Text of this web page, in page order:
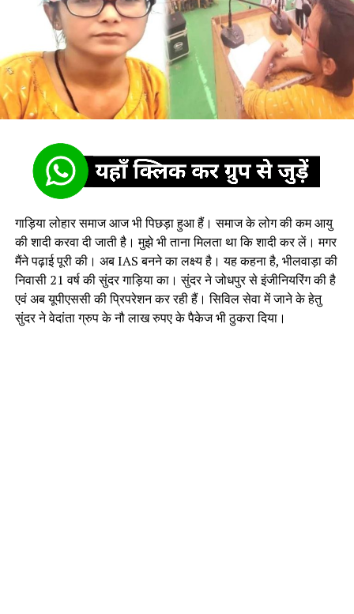
गाड़िया लोहार समाज आज भी पिछड़ा हुआ हैं। समाज के लोग की कम आयु
की शादी करवा दी जाती है। मुझे भी ताना मिलता था कि शादी कर लें। मगर
मैंने पढ़ाई पूरी की। अब IAS बनने का लक्ष्य है। यह कहना है, भीलवाड़ा की
निवासी 21 वर्ष की सुंदर गाड़िया का। सुंदर ने जोधपुर से इंजीनियरिंग की है
एवं अब यूपीएससी की प्रिपरेशन कर रही हैं। सिविल सेवा में जाने के हेतु
सुंदर ने वेदांता ग्रुप के नौ लाख रुपए के पैकेज भी ठुकरा दिया।